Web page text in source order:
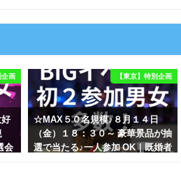
企画
好
会
【東京】特別企画
☆MAX５０名規模♪８月１４日
（金）１８：３０～ 豪華景品が抽
選で当たる♪一人参加 OK｜既婚者